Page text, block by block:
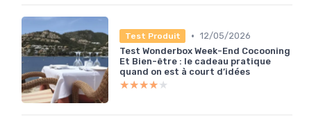
Test Produit • 12/05/2026
Test Wonderbox Week-End Cocooning
Et Bien-être : le cadeau pratique
quand on est à court d’idées
★★★★★
★★★★★